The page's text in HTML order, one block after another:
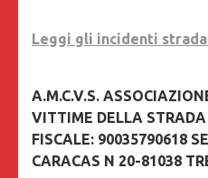
Leggi gli incidenti
A.M.C.V.S.
VITTIME DELLA STRADA
FISCALE: 90035790618
CARACAS N 20-81038